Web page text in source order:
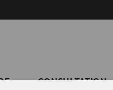
CONSULTATION